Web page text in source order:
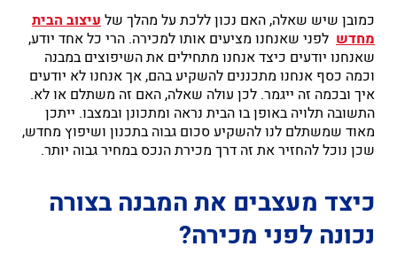
כמובן שיש שאלה, האם נכון ללכת על מהלך של עיצוב הבית
מחדש לפני שאנחנו מציעים אותו למכירה. הרי כל אחד יודע,
שאנחנו יודעים כיצד אנחנו מתחילים את השיפוצים במבנה
וכמה כסף אנחנו מתכננים להשקיע בהם, אך אנחנו לא יודעים
איך ובכמה זה ייגמר. לכן עולה שאלה, האם זה משתלם או לא.
התשובה תלויה באופן בו הבית נראה ומתכונן ובמצבו. ייתכן
מאוד שמשתלם לנו להשקיע סכום גבוה בתכנון ושיפוץ מחדש,
שכן נוכל להחזיר את זה דרך מכירת הנכס במחיר גבוה יותר.
כיצד מעצבים את המבנה בצורה
נכונה לפני מכירה?